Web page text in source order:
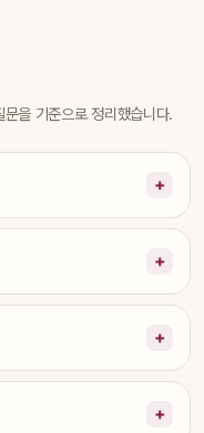
을 기준으로 정리했습니다.